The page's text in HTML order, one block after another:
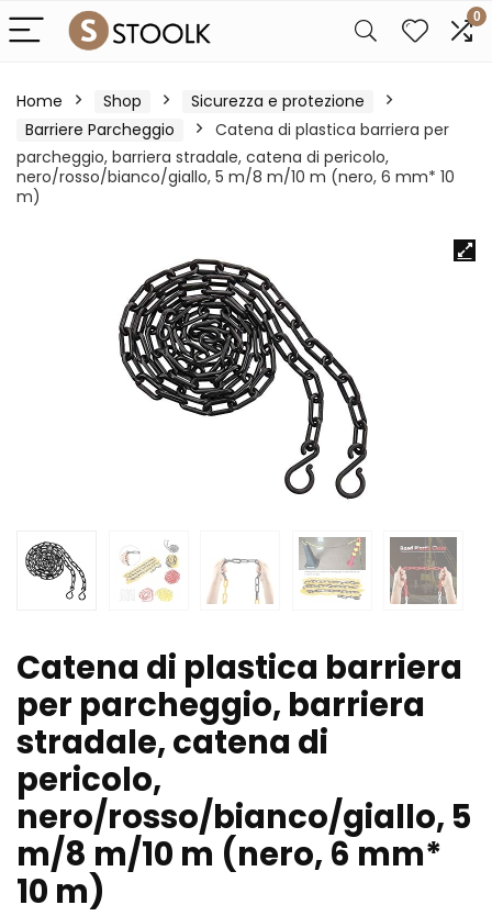
0
Home Shop
Sicurezza e protezione
Barriere Parcheggio
Catena di plastica barriera per
parcheggio, barriera stradale, catena di pericolo,
nero/rosso/bianco/giallo, 5 m/8 m/10 m (nero, 6 mm* 10
m)
Catena di plastica barriera
per parcheggio, barriera
stradale, catena di
pericolo,
nero/rosso/bianco/giallo, 5
m/8 m/10 m (nero, 6 mm*
10 m)